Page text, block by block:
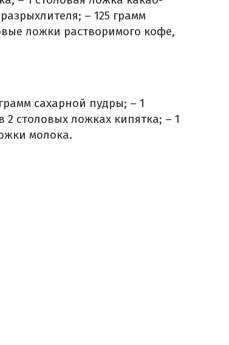
– 125 грамм
ложки растворимого кофе,
сахарной пудры; – 1
2 столовых ложках кипятка; – 1
молока.